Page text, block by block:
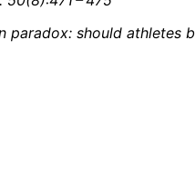
should athletes